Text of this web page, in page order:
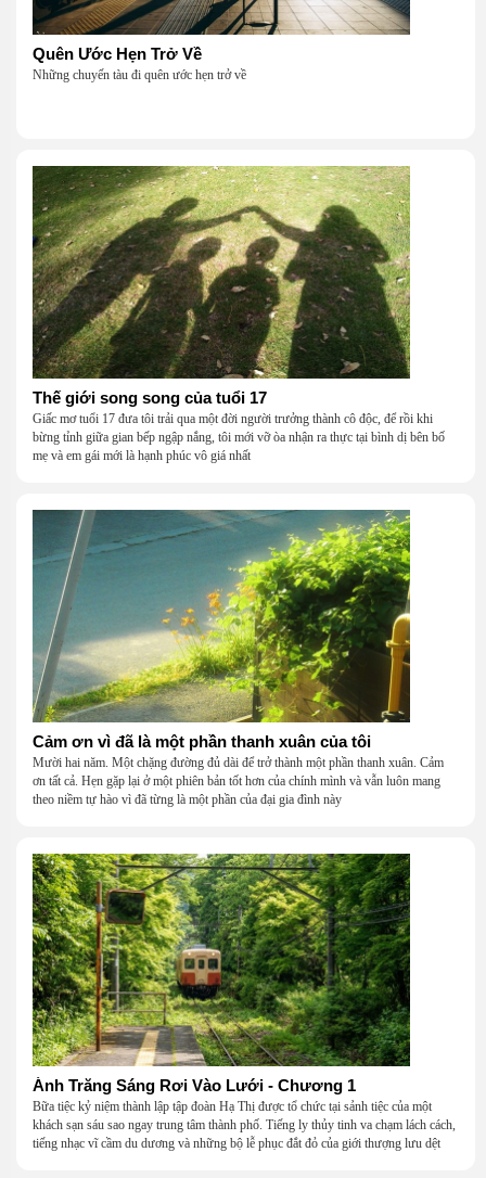
Quên Ước Hẹn Trở Về
Những chuyến tàu đi quên ước hẹn trở về
Thế giới song song của tuổi 17
Giấc mơ tuổi 17 đưa tôi trải qua một đời người trưởng thành cô độc, để rồi khi
bừng tỉnh giữa gian bếp ngập nắng, tôi mới vỡ òa nhận ra thực tại bình dị bên bố
mẹ và em gái mới là hạnh phúc vô giá nhất
Cảm ơn vì đã là một phần thanh xuân của tôi
Mười hai năm. Một chặng đường đủ dài để trở thành một phần thanh xuân. Cảm
ơn tất cả. Hẹn gặp lại ở một phiên bản tốt hơn của chính mình và vẫn luôn mang
theo niềm tự hào vì đã từng là một phần của đại gia đình này
Ánh Trăng Sáng Rơi Vào Lưới - Chương 1
Bữa tiệc kỷ niệm thành lập tập đoàn Hạ Thị được tổ chức tại sảnh tiệc của một
khách sạn sáu sao ngay trung tâm thành phố. Tiếng ly thủy tinh va chạm lách cách,
tiếng nhạc vĩ cầm du dương và những bộ lễ phục đắt đỏ của giới thượng lưu dệt